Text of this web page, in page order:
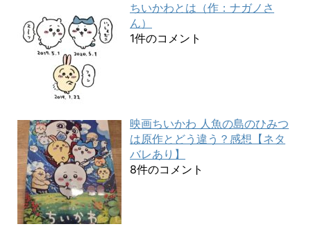
ちいかわとは（作：ナガノさ
ん）
1件のコメント
映画ちいかわ 人魚の島のひみつ
は原作とどう違う？感想【ネタ
バレあり】
8件のコメント